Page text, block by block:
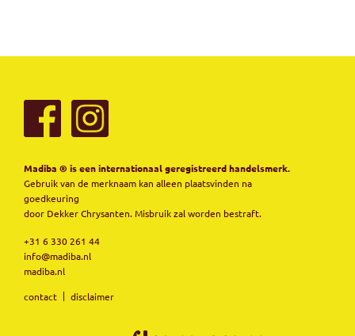
Madiba ® is een internationaal geregistreerd handelsmerk.
Gebruik van de merknaam kan alleen plaatsvinden na
goedkeuring
door Dekker Chrysanten. Misbruik zal worden bestraft.
+31 6 330 261 44
info@madiba.nl
madiba.nl
contact
disclaimer